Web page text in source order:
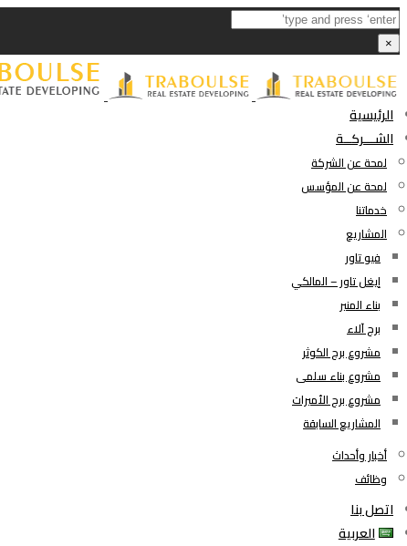
×
الرئيسية
الشـــركــة
لمحة عن الشركة
لمحة عن المؤسس
خدماتنا
المشاريع
فيو تاور
إيغل تاور – المالكي
بناء المنير
برج آلاء
مشروع برج الكوثر
مشروع بناء سلمى
مشروع برج الأميرات
المشاريع السابقة
أخبار وأحداث
وظائف
اتصل بنا
العربية